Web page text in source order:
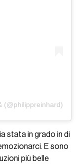
(@philippreinhard)
stata in grado in di
E sono
più belle